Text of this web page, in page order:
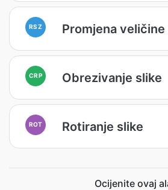
RSZ Promjena veličine
CRP Obrezivanje slike
ROT Rotiranje slike
Ocijenite ovaj